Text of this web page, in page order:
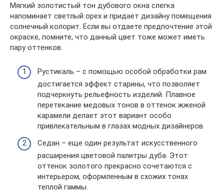
Мягкий золотистый тон дубового окна слегка
напоминает светлый орех и придает дизайну помещения
солнечный колорит. Если вы отдаете предпочтение этой
окраске, помните, что данный цвет тоже может иметь
пару оттенков.
Рустикаль – с помощью особой обработки рам
достигается эффект старины, что позволяет
подчеркнуть рельефность изделий. Плавное
перетекание медовых тонов в оттенок жженой
карамели делает этот вариант особо
привлекательным в глазах модных дизайнеров.
Седан – еще один результат искусственного
расширения цветовой палитры дуба. Этот
оттенок золотого прекрасно сочетаются с
интерьером, оформленным в схожих тонах
теплой гаммы.